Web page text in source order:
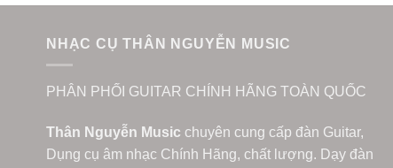
NHẠC CỤ THÂN NGUYỄN MUSIC
PHÂN PHỐI GUITAR CHÍNH HÃNG TOÀN QUỐC
Thân Nguyễn Music chuyên cung cấp đàn Guitar,
Dụng cụ âm nhạc Chính Hãng, chất lượng. Dạy đàn